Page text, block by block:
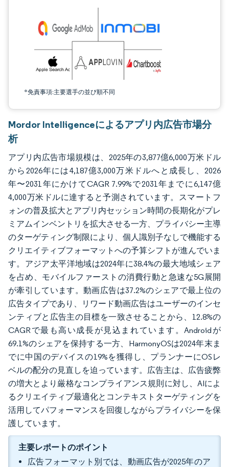
*免責事項:主要選手の並び順不同
Mordor Intelligenceによるアプリ内広告市場分
析
アプリ内広告市場規模は、2025年の3,877億6,000万米ドル
から2026年には4,187億3,000万米ドルへと成長し、2026
年〜2031年にかけてCAGR 7.99%で2031年までに6,147億
4,000万米ドルに達すると予測されています。スマートフ
ォンの普及拡大とアプリ内セッション時間の長期化がプレ
ミアムインベントリを拡大させる一方、プライバシー主導
のターゲティング制限により、個人識別子なしで機能する
クリエイティブフォーマットへの予算シフトが進んでいま
す。アジア太平洋地域は2024年に38.4%の最大地域シェア
を占め、モバイルファーストの消費行動と急速な5G展開
が牽引しています。動画広告は37.2%のシェアで最上位の
広告タイプであり、リワード動画広告はユーザーのインセ
ンティブと広告主の目標を一致させることから、12.8%の
CAGRで最も高い成長が見込まれています。Androidが
69.1%のシェアを保持する一方、HarmonyOSは2024年末ま
でに中国のデバイスの19%を獲得し、プランナーにOSレ
ベルの配分の見直しを迫っています。広告主は、広告疲弊
の増大とより厳格なコンプライアンス規則に対し、AIによ
るクリエイティブ最適化とコンテキストターゲティングを
活用してパフォーマンスを回復しながらプライバシーを保
護しています。
主要レポートのポイント
広告フォーマット別では、動画広告が2025年のア